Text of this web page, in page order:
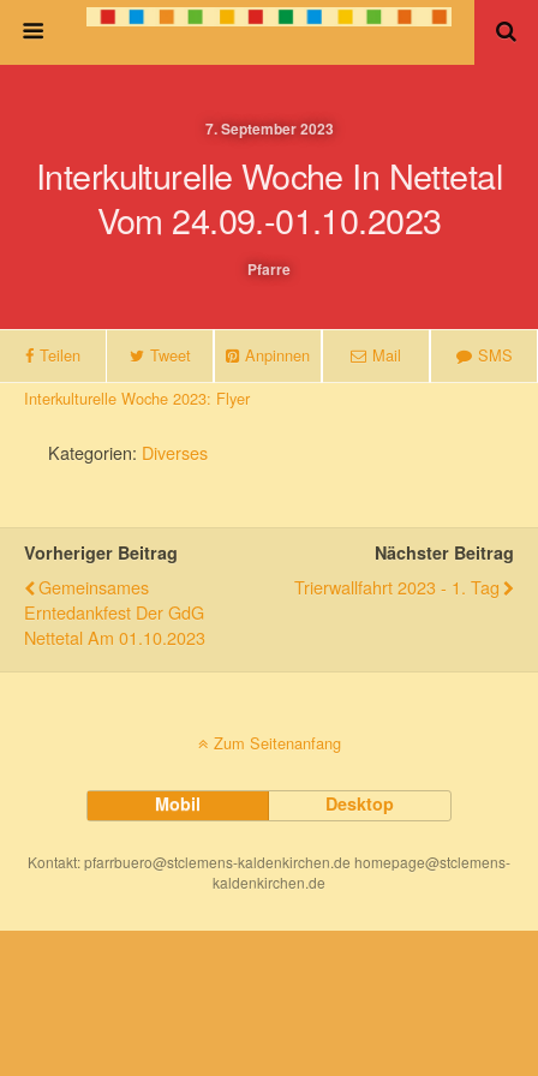
7. September 2023
Interkulturelle Woche In Nettetal
Vom 24.09.-01.10.2023
Pfarre
Teilen Tweet Anpinnen Mail
SMS
Interkulturelle Woche 2023: Flyer
Kategorien: Diverses
Vorheriger Beitrag
Gemeinsames
Erntedankfest Der GdG
Nettetal Am 01.10.2023
Nächster Beitrag
Trierwallfahrt 2023 - 1. Tag
Zum Seitenanfang
Mobil Desktop
Kontakt: pfarrbuero@stclemens-kaldenkirchen.de homepage@stclemens-
kaldenkirchen.de